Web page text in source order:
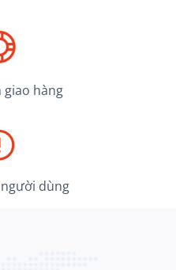
giao hàng
dùng